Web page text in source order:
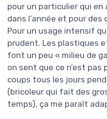
pour un particulier qui en
dans l’année et pour
Pour un usage intensif
prudent. Les plastiques
font un peu « milieu de
on sent que ce n’est pas
coups tous les jours
(bricoleur qui fait des
temps), ça me paraît